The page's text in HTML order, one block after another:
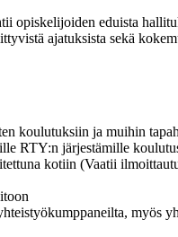
opiskelijoiden eduista
ajatuksista sekä
koulutuksiin ja muihin
RTY:n järjestämille
kotiin (Vaatii
myös